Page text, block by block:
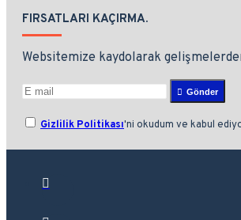
FIRSATLARI KAÇIRMA.
Websitemize kaydolarak
Gönder
Gizlilik Politikası'ni okudum ve kabul